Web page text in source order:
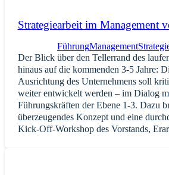
Strategiearbeit im Management
FührungManagement
Der Blick über den Tellerrand des
hinaus auf die kommenden 3-5 Jahre:
Ausrichtung des Unternehmens soll
weiter ent­wickelt werden – im Dialog
Führungskräften der Ebene 1-3. Dazu
überzeugendes Konzept und eine
Kick-Off-Workshop des Vorstands,